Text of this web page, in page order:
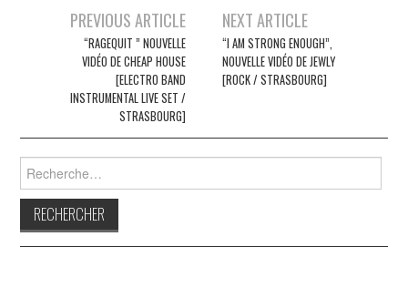
NavigationPREVIOUS ARTICLE
“RAGEQUIT ” NOUVELLE
VIDÉO DE CHEAP HOUSE
[ELECTRO BAND
INSTRUMENTAL LIVE SET /
STRASBOURG]
NEXT ARTICLE
“I AM STRONG ENOUGH”,
NOUVELLE VIDÉO DE JEWLY
[ROCK / STRASBOURG]